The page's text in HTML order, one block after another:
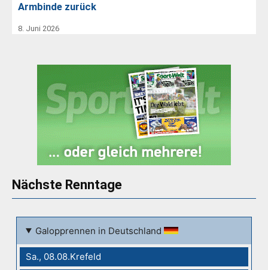
Armbinde zurück
8. Juni 2026
Nächste Renntage
Galopprennen in Deutschland
Sa., 08.08.Krefeld